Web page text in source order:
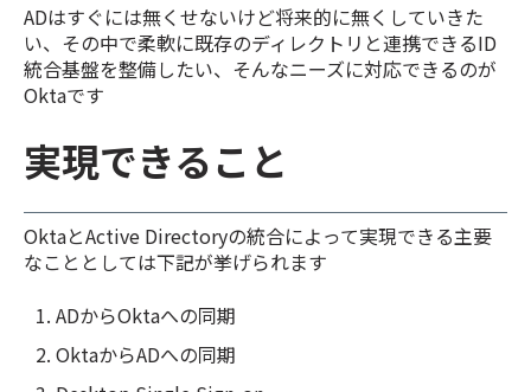
ADはすぐには無くせないけど将来的に無くしていきた
い、その中で柔軟に既存のディレクトリと連携できるID
統合基盤を整備したい、そんなニーズに対応できるのが
Oktaです
実現できること
OktaとActive Directoryの統合によって実現できる主要
なこととしては下記が挙げられます
ADからOktaへの同期
OktaからADへの同期